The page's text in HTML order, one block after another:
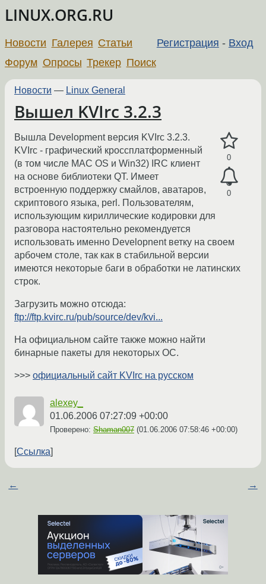
LINUX.ORG.RU
Регистрация - Вход
Новости Галерея Статьи
Форум Опросы Трекер Поиск
Новости — Linux General
Вышел KVIrc 3.2.3
0
0
Вышла Development версия KVIrc 3.2.3.
KVIrc - графический кроссплатформенный
(в том числе MAC OS и Win32) IRC клиент
на основе библиотеки QT. Имеет
встроенную поддержку смайлов, аватаров,
скриптового языка, perl. Пользователям,
использующим кириллические кодировки для
разговора настоятельно рекомендуется
использовать именно Developnent ветку на своем
арбочем столе, так как в стабильной версии
имеются некоторые баги в обработки не латинских
строк.
Загрузить можно отсюда:
ftp://ftp.kvirc.ru/pub/source/dev/kvi...
На официальном сайте также можно найти
бинарные пакеты для некоторых ОС.
>>> официальный сайт KVIrc на русском
alexey_
01.06.2006 07:27:09 +00:00
Проверено: Shaman007 (01.06.2006 07:58:46 +00:00)
Ссылка
← →